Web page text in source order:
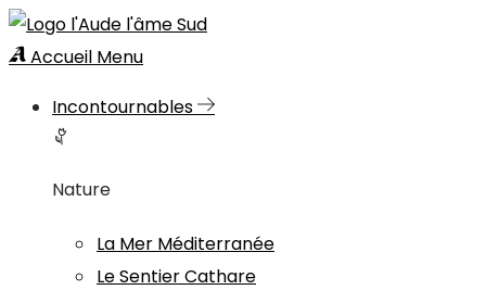
Accueil Menu
Incontournables
Nature
La Mer Méditerranée
Le Sentier Cathare